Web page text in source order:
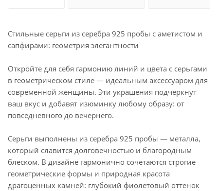
Стильные серьги из серебра 925 пробы с аметистом и
сапфирами: геометрия элегантности
Откройте для себя гармонию линий и цвета с серьгами
в геометрическом стиле — идеальным аксессуаром для
современной женщины. Эти украшения подчеркнут
ваш вкус и добавят изюминку любому образу: от
повседневного до вечернего.
Серьги выполнены из серебра 925 пробы — металла,
который славится долговечностью и благородным
блеском. В дизайне гармонично сочетаются строгие
геометрические формы и природная красота
драгоценных камней: глубокий фиолетовый оттенок